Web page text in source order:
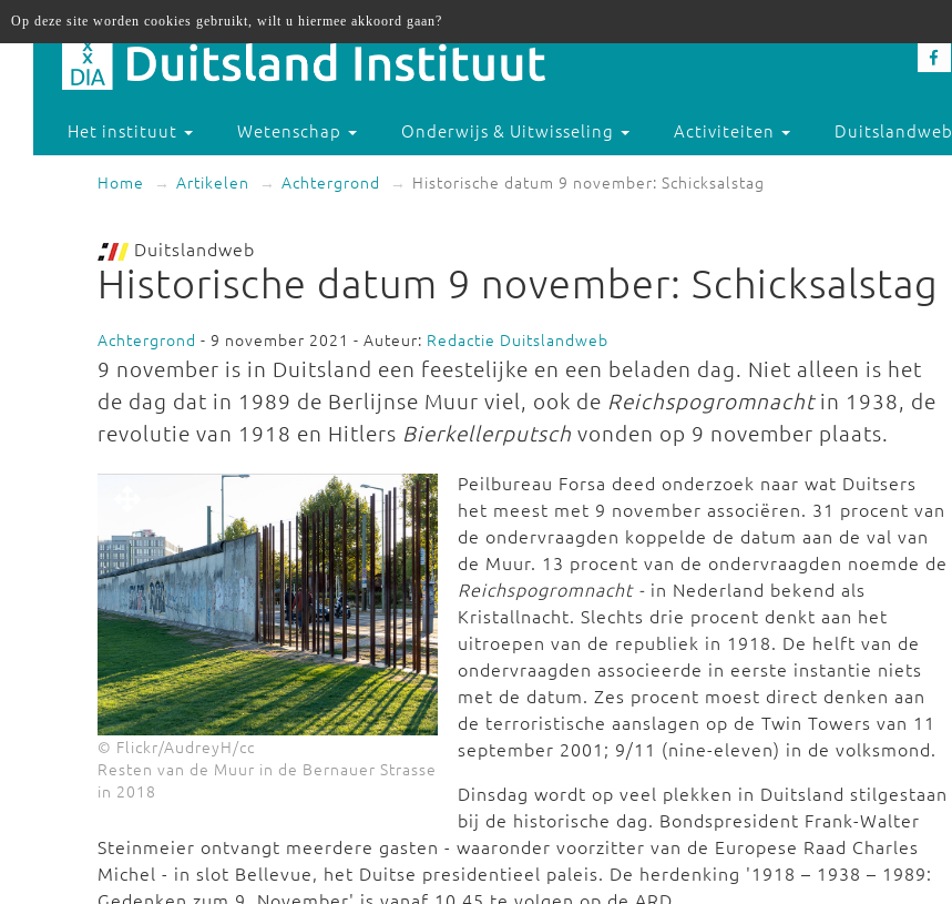
Het instituut Wetenschap Onderwijs & Uitwisseling Activiteiten Duitslandweb
Home Artikelen Achtergrond Historische datum 9 november: Schicksalstag
Duitslandweb
Historische datum 9 november: Schicksalstag
Achtergrond - 9 november 2021 - Auteur: Redactie Duitslandweb
9 november is in Duitsland een feestelijke en een beladen dag. Niet alleen is het
de dag dat in 1989 de Berlijnse Muur viel, ook de Reichspogromnacht in 1938, de
revolutie van 1918 en Hitlers Bierkellerputsch vonden op 9 november plaats.
© Flickr/AudreyH/cc
Resten van de Muur in de Bernauer Strasse
in 2018
Peilbureau Forsa deed onderzoek naar wat Duitsers
het meest met 9 november associëren. 31 procent van
de ondervraagden koppelde de datum aan de val van
de Muur. 13 procent van de ondervraagden noemde de
Reichspogromnacht - in Nederland bekend als
Kristallnacht. Slechts drie procent denkt aan het
uitroepen van de republiek in 1918. De helft van de
ondervraagden associeerde in eerste instantie niets
met de datum. Zes procent moest direct denken aan
de terroristische aanslagen op de Twin Towers van 11
september 2001; 9/11 (nine-eleven) in de volksmond.
Dinsdag wordt op veel plekken in Duitsland stilgestaan
bij de historische dag. Bondspresident Frank-Walter
Steinmeier ontvangt meerdere gasten - waaronder voorzitter van de Europese Raad Charles
Michel - in slot Bellevue, het Duitse presidentieel paleis. De herdenking '1918 – 1938 – 1989:
Op deze site worden cookies gebruikt, wilt u hiermee akkoord gaan?